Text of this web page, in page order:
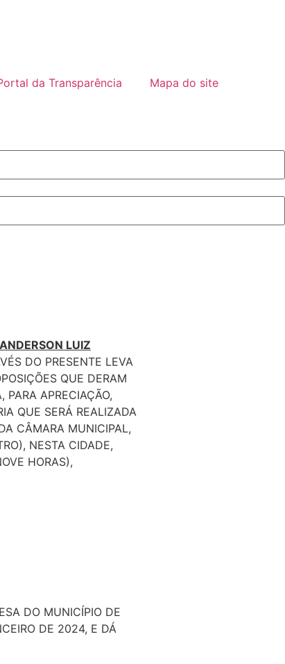
da Transparência Mapa do site
LUIZ
DO PRESENTE LEVA
QUE DERAM
PARA APRECIAÇÃO,
QUE SERÁ REALIZADA
CÂMARA MUNICIPAL,
NESTA CIDADE,
HORAS),
DO MUNICÍPIO DE
DE 2024, E DÁ